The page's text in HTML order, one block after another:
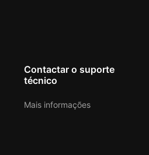
Contactar o suporte
técnico
Mais informações